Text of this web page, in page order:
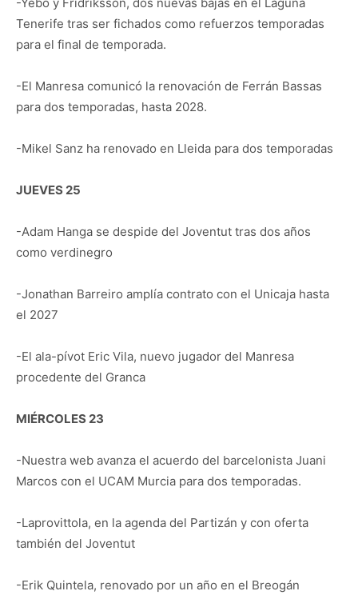
-Yebo y Fridriksson, dos nuevas bajas en el Laguna
Tenerife tras ser fichados como refuerzos temporadas
para el final de temporada.
-El Manresa comunicó la renovación de Ferrán Bassas
para dos temporadas, hasta 2028.
-Mikel Sanz ha renovado en Lleida para dos temporadas
JUEVES 25
-Adam Hanga se despide del Joventut tras dos años
como verdinegro
-Jonathan Barreiro amplía contrato con el Unicaja hasta
el 2027
-El ala-pívot Eric Vila, nuevo jugador del Manresa
procedente del Granca
MIÉRCOLES 23
-Nuestra web avanza el acuerdo del barcelonista Juani
Marcos con el UCAM Murcia para dos temporadas.
-Laprovittola, en la agenda del Partizán y con oferta
también del Joventut
-Erik Quintela, renovado por un año en el Breogán